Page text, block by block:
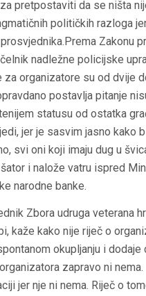
pretpostaviti da se ništa
političkih razloga
Zakonu
nadležne policijske
organizatore su od dvije
postavlja pitanje
statusu od ostatka
jer je sasvim jasno kako
svi oni koji imaju dug u
i nalože vatru ispred
narodne banke.
Zbora udruga veterana
kaže kako nije riječ o
okupljanju i dodaje
zapravo ni nema.
jer nje ni nema. Riječ o